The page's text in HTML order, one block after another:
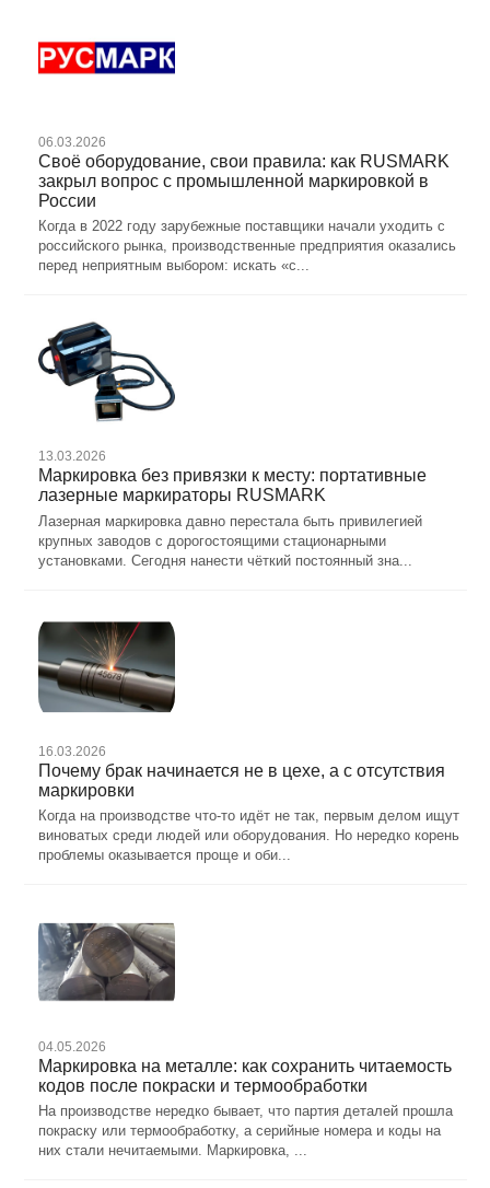
06.03.2026
Своё оборудование, свои правила: как RUSMARK
закрыл вопрос с промышленной маркировкой в
России
Когда в 2022 году зарубежные поставщики начали уходить с
российского рынка, производственные предприятия оказались
перед неприятным выбором: искать «с...
13.03.2026
Маркировка без привязки к месту: портативные
лазерные маркираторы RUSMARK
Лазерная маркировка давно перестала быть привилегией
крупных заводов с дорогостоящими стационарными
установками. Сегодня нанести чёткий постоянный зна...
16.03.2026
Почему брак начинается не в цехе, а с отсутствия
маркировки
Когда на производстве что-то идёт не так, первым делом ищут
виноватых среди людей или оборудования. Но нередко корень
проблемы оказывается проще и оби...
04.05.2026
Маркировка на металле: как сохранить читаемость
кодов после покраски и термообработки
На производстве нередко бывает, что партия деталей прошла
покраску или термообработку, а серийные номера и коды на
них стали нечитаемыми. Маркировка, ...